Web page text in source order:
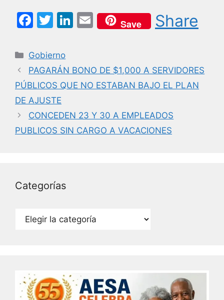
F
c
e
b
o
o
k
T
itt
er
Li
e
dI
E
m
l
Save Share
Categorías
Gobierno
PAGARÁN BONO DE $1,000 A SERVIDORES
PÚBLICOS QUE NO ESTABAN BAJO EL PLAN
DE AJUSTE
CONCEDEN 23 Y 30 A EMPLEADOS
PUBLICOS SIN CARGO A VACACIONES
Categorías
Categorías